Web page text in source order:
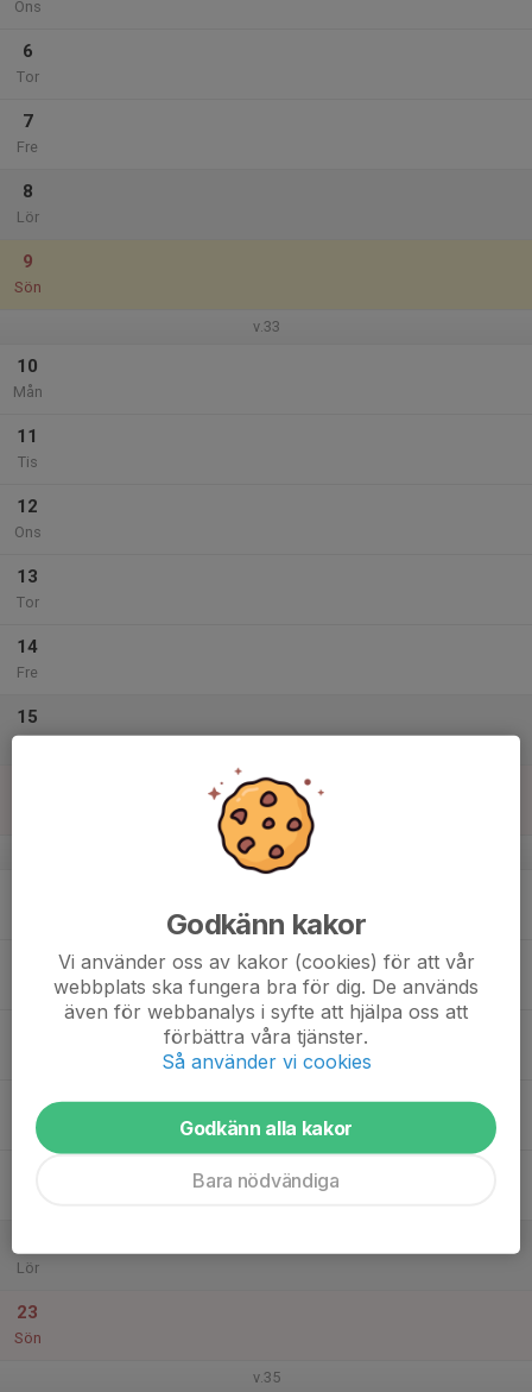
Ons
6
Tor
7
Fre
8
Lör
9
Sön
v.33
10
Mån
11
Tis
12
Ons
13
Tor
14
Fre
15
v.34
Tor
Lör
23
Sön
v.35
Godkänn kakor
Vi använder oss av kakor (cookies) för att vår
webbplats ska fungera bra för dig. De används
även för webbanalys i syfte att hjälpa oss att
förbättra våra tjänster.
Så använder vi cookies
Godkänn alla kakor
Bara nödvändiga